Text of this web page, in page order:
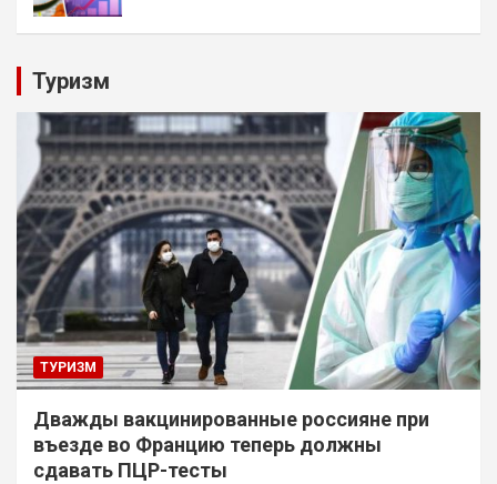
Туризм
ТУРИЗМ
Дважды вакцинированные россияне при
въезде во Францию теперь должны
сдавать ПЦР-тесты